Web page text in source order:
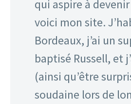
qui aspire à
voici mon site.
Bordeaux, j’ai un
baptisé Russell, et
(ainsi qu’être
soudaine lors de